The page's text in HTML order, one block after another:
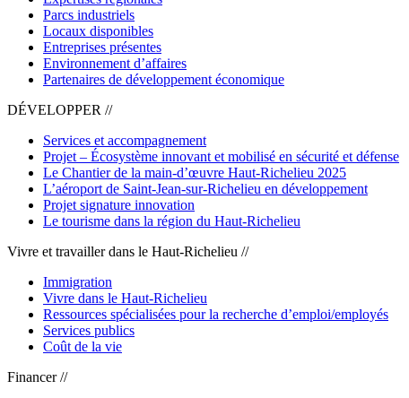
Parcs industriels
Locaux disponibles
Entreprises présentes
Environnement d’affaires
Partenaires de développement économique
DÉVELOPPER //
Services et accompagnement
Projet – Écosystème innovant et mobilisé en sécurité et défense
Le Chantier de la main-d’œuvre Haut-Richelieu 2025
L’aéroport de Saint-Jean-sur-Richelieu en développement
Projet signature innovation
Le tourisme dans la région du Haut-Richelieu
Vivre et travailler dans le Haut-Richelieu //
Immigration
Vivre dans le Haut-Richelieu
Ressources spécialisées pour la recherche d’emploi/employés
Services publics
Coût de la vie
Financer //